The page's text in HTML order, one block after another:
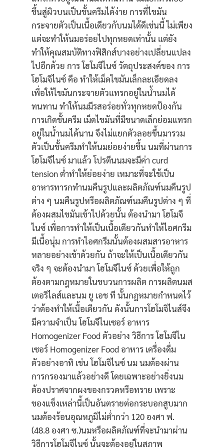
ขึ้นสู่ผิวบนเป็นชั้นครีมได้ง่าย การที่ไขมัน
กระจายตัวเป็นเนื้อเดียวกับนมได้ดีเช่นนี้ ไม่เพียง
แต่จะทำให้นมอร่อยไปทุกหยดเท่านั้น แต่ยัง
ทำให้คุณสมบัติทางฟิสิกส์บางอย่างเปลี่ยนแปลง
ไปอีกด้วย การ โฮโมจีไนซ์ วัตถุประสงค์ของ การ
โฮโมจิไนซ์ คือ ทำให้เม็ดไขมันเล็กละเอียดลง
เพื่อให้ไขมันกระจายตัวแทรกอยู่ในน้ำนมได้
ทนทาน ทำให้นมมีรสอร่อยทั่วทุกหยดป้องกัน
การเกิดชั้นครีม เม็ดไขมันที่มีขนาดเล็กย่อมแทรก
อยู่ในน้ำนมได้นาน จึงไม่แยกตัวลอยขึ้นมารวม
ตัวเป็นชั้นครีมทำให้นมย่อยง่ายขึ้น นมที่ผ่านการ
โฮโมจีไนซ์ มาแล้ว โปรตีนนมจะมีค่า curd
tension ต่ำทำให้ย่อยง่าย เหมาะที่จะใช้เป็น
อาหารทารกทำนมคืนรูปและผลิตภัณฑ์นมคืนรูป
ต่าง ๆ นมคืนรูปหรือผลิตภัณฑ์นมคืนรูปต่าง ๆ ที่
ต้องผสมไขมันเข้าไปด้วยนั้น ต้องนำมา โฮโมจี
ไนซ์ เพื่อการทำให้เป็นเนื้อเดียวกันทำให้ไอศกรีม
มีเนื้อนุ่ม การทำไอศกรีมนั้นต้องผสมสารอาหาร
หลายอย่างเข้าด้วยกัน ถ้าจะให้เป็นเนื้อเดียวกัน
จริง ๆ จะต้องนำมา โฮโมจีไนซ์ ด้วยเพื่อให้ถูก
ต้องตามกฎหมายในขบวนการผลิต การผลิตนมส
เตอริไลส์และนม ยู เอช ที นั้นกฎหมายกำหนดไว้
ว่าต้องทำให้เนื้อเดียวกัน ดังนั้นการโฮโมจิไนส์จึง
มีความจำเป็น โฮโมจีไนเซอร์ อาหาร
Homogenizer Food ตัวอย่าง วิธีการ โฮโมจีไน
เซอร์ Homogenizer Food อาหาร เครื่องดื่ม
ตัวอย่างอาทิ เช่น โฮโมจิไนซ์ นม นมต้องผ่าน
การกรองมาแล้วอย่างดี โดยเฉพาะอย่างยิ่งนม
ต้องปราศจากผงของกรวดหรือทราย เพราะ
ของแข็งเหล่านี้เป็นอันตรายต่อกระบอกสูบมาก
นมต้องร้อนอุณหภูมิไม่ต่ำกว่า 120 องศา ฟ.
(48.8 องศา ซ.)นมหรือผลิตภัณฑ์ที่จะนำมาผ่าน
วิธีการโฮโมจีไนซ์ นั้นจะต้องอยู่ในสภาพ